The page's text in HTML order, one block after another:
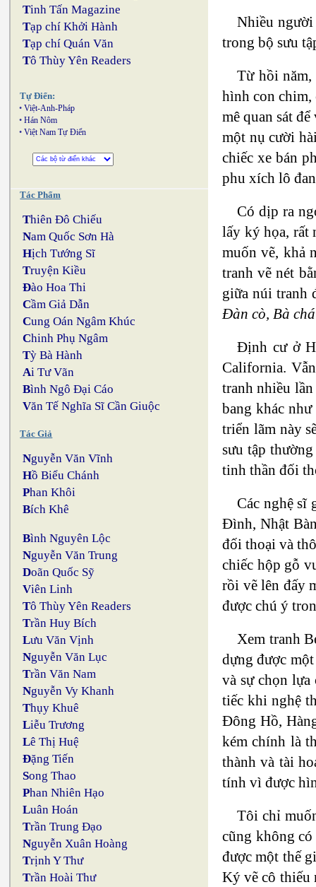
Tinh Tấn Magazine
Tạp chí Khởi Hành
Tạp chí Quán Văn
Tô Thùy Yên Readers
Tự Điển:
• Việt-Anh-Pháp
• Hán Nôm
• Việt Nam Tự Điển
Tác Phẩm
Thiên Đô Chiếu
Nam Quốc Sơn Hà
Hịch Tướng Sĩ
Truyện Kiều
Đào Hoa Thi
Cầm Giả Dẫn
Cung Oán Ngâm Khúc
Chinh Phụ Ngâm
Tỳ Bà Hành
Ai Tư Vãn
Bình Ngô Đại Cáo
Văn Tế Nghĩa Sĩ Cần Giuộc
Tác Giả
Nguyễn Văn Vĩnh
Hồ Biểu Chánh
Phan Khôi
Bích Khê
Bình Nguyên Lộc
Nguyễn Văn Trung
Doãn Quốc Sỹ
Viên Linh
Tô Thùy Yên Readers
Trần Huy Bích
Lưu Văn Vịnh
Nguyễn Văn Lục
Trần Văn Nam
Nguyễn Vy Khanh
Thụy Khuê
Liễu Trương
Lê Thị Huệ
Đặng Tiến
Song Thao
Phan Nhiên Hạo
Luân Hoán
Trần Trung Đạo
Nguyễn Xuân Hoàng
Trịnh Y Thư
Trần Hoài Thư
Nhiều
trong bộ sưu
Từ hồi năm,
hình con chim,
mê quan sát
một nụ cười
chiếc xe bán
phu xích lô
Có dịp ra
lấy ký họa, rất
muốn vẽ, khả
tranh vẽ nét
giữa núi tranh
Đàn cò, Bà
Định cư ở
California.
tranh nhiều
bang khác
triển lãm này
sưu tập
tinh thần đối
Các nghệ sĩ
Đình, Nhật
đối thoại và
chiếc hộp gỗ
rồi vẽ lên đấy
được chú ý
Xem tranh
dựng được
và sự chọn
tiếc khi nghệ
Đông Hồ,
kém chính là
thành và tài
tính vì được
Tôi chỉ
cũng không
được một thế
Ký vẽ cô thiếu